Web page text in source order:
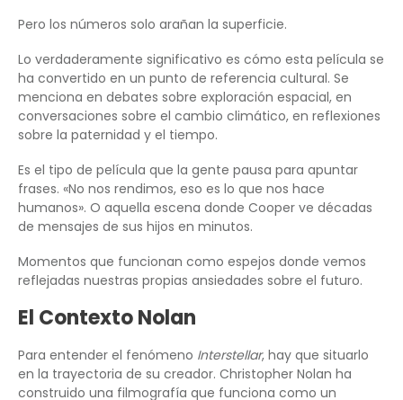
Pero los números solo arañan la superficie.
Lo verdaderamente significativo es cómo esta película se
ha convertido en un punto de referencia cultural. Se
menciona en debates sobre exploración espacial, en
conversaciones sobre el cambio climático, en reflexiones
sobre la paternidad y el tiempo.
Es el tipo de película que la gente pausa para apuntar
frases. «No nos rendimos, eso es lo que nos hace
humanos». O aquella escena donde Cooper ve décadas
de mensajes de sus hijos en minutos.
Momentos que funcionan como espejos donde vemos
reflejadas nuestras propias ansiedades sobre el futuro.
El Contexto Nolan
Para entender el fenómeno Interstellar, hay que situarlo
en la trayectoria de su creador. Christopher Nolan ha
construido una filmografía que funciona como un